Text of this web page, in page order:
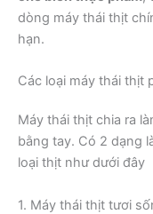
dòng máy thái thịt
hạn.
Các loại máy thái thịt
Máy thái thịt chia ra
bằng tay. Có 2 dạng
loại thịt như dưới đây
1. Máy thái thịt tươi